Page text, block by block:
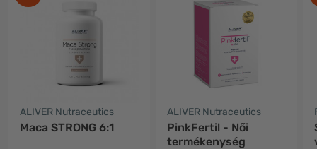
ALIVER Nutraceutics
Maca STRONG 6:1
ALIVER Nutraceutics
PinkFertil - Női
termékenység